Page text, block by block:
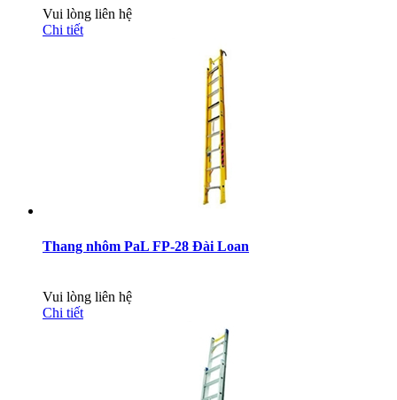
Vui lòng liên hệ
Chi tiết
Thang nhôm PaL FP-28 Đài Loan
Vui lòng liên hệ
Chi tiết